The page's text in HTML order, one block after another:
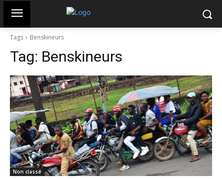
Tags Benskineurs
Tag: Benskineurs
Non classé